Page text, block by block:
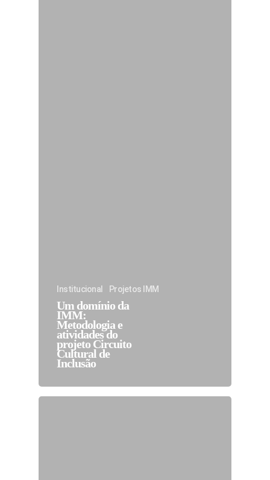
Institucional Projetos IMM
Um domínio da
IMM:
Metodologia e
atividades do
projeto Circuito
Cultural de
Inclusão